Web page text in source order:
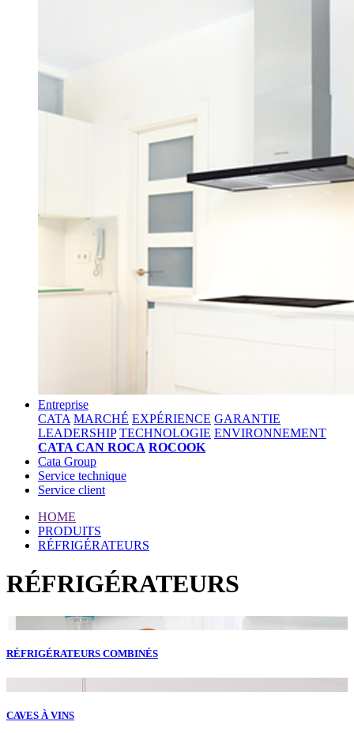
Entreprise
CATA MARCHÉ EXPÉRIENCE GARANTIE
LEADERSHIP TECHNOLOGIE ENVIRONNEMENT
CATA CAN ROCA ROCOOK
Cata Group
Service technique
Service client
HOME
PRODUITS
RÉFRIGÉRATEURS
RÉFRIGÉRATEURS
RÉFRIGÉRATEURS COMBINÉS
CAVES À VINS